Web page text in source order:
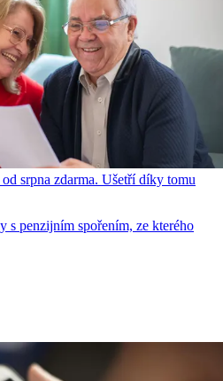
srpna zdarma. Ušetří díky tomu
s penzijním spořením, ze kterého